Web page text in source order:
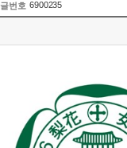
글번호 6900235